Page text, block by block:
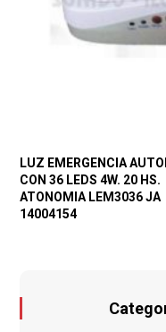
LUZ EMERGENCIA
CON 36 LEDS 4W. 20 HS.
ATONOMIA LEM3036 JA
14004154